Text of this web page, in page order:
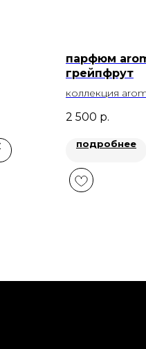
парфюм
грейпфрут
коллекция
2 500 р.
подробнее